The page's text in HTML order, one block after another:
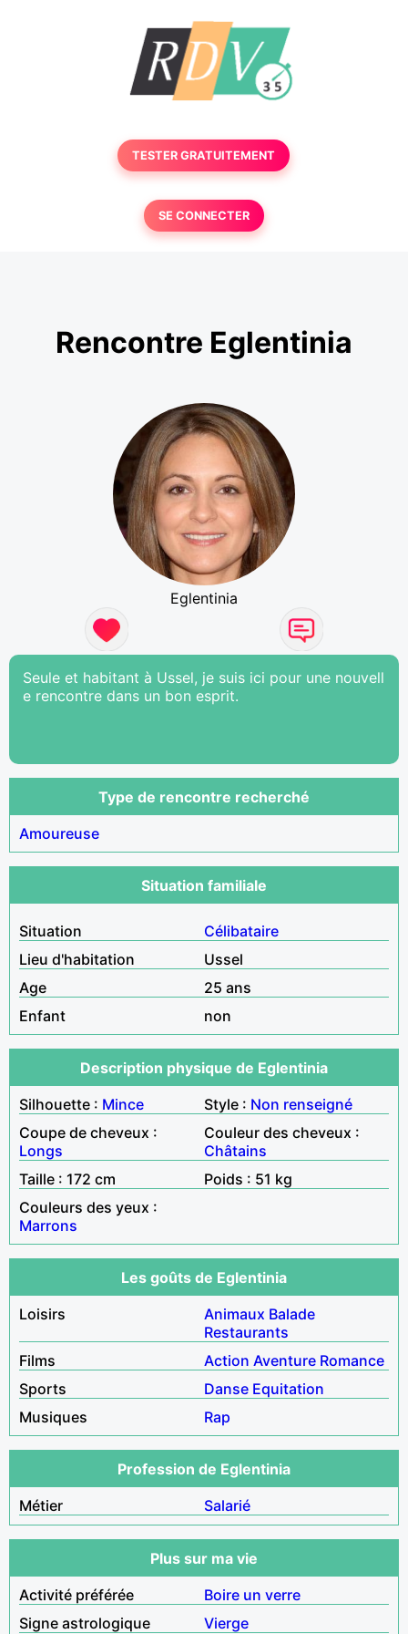
TESTER GRATUITEMENT
SE CONNECTER
Rencontre Eglentinia
Eglentinia
Seule et habitant à Ussel, je suis ici pour une nouvell
e rencontre dans un bon esprit.
Type de rencontre recherché
Amoureuse
Situation familiale
Situation
Célibataire
Lieu d'habitation
Ussel
Age
25 ans
Enfant
non
Description physique de Eglentinia
Silhouette : Mince Style : Non renseigné
Coupe de cheveux :
Longs
Couleur des cheveux :
Châtains
Taille : 172 cm
Poids : 51 kg
Couleurs des yeux :
Marrons
Les goûts de Eglentinia
Loisirs
Animaux Balade
Restaurants
Films
Action Aventure Romance
Sports
Danse Equitation
Musiques
Rap
Profession de Eglentinia
Métier
Salarié
Plus sur ma vie
Activité préférée
Boire un verre
Signe astrologique
Vierge